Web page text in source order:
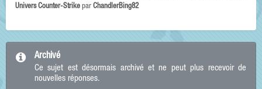
Univers Counter-Strike par ChandlerBing82
Archivé
Ce sujet est désormais archivé et ne peut plus recevoir de
nouvelles réponses.